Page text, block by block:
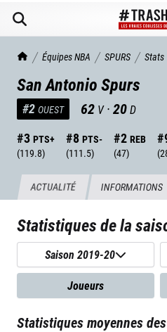
TrashTalk Actu NBA
Équipes NBA SPURS Stats
San Antonio Spurs
#2 OUEST 62 V ·20D
#3 PTS+
(119.8)
#8 PTS-
(111.5)
#2 REB
(47)
#
(
ACTUALITÉ INFORMATIONS
Statistiques de la
Saison 2019-20
Joueurs
Statistiques moyennes